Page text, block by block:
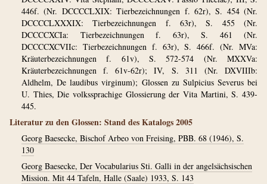
446f. (Nr. DCCCCLXIX: Tierbezeichnungen f. 62r), S. 454 (Nr.
DCCCCLXXXIX: Tierbezeichnungen f. 63r), S. 455 (Nr.
DCCCCXCIa: Tierbezeichnungen f. 63r), S. 461 (Nr.
DCCCCXCVIIc: Tierbezeichnungen f. 63r), S. 466f. (Nr. MVa:
Kräuterbezeichnungen f. 61v), S. 572-574 (Nr. MXXVa:
Kräuterbezeichnungen f. 61v-62r); IV, S. 311 (Nr. DXVIIIb:
Aldhelm, De laudibus virginum); Glossen zu Sulpicius Severus bei
U. Thies, Die volkssprachige Glossierung der Vita Martini, S. 439-
445.
Literatur zu den Glossen: Stand des Katalogs 2005
Georg Baesecke, Bischof Arbeo von Freising, PBB. 68 (1946), S.
130
Georg Baesecke, Der Vocabularius Sti. Galli in der angelsächsischen
Mission. Mit 44 Tafeln, Halle (Saale) 1933, S. 143